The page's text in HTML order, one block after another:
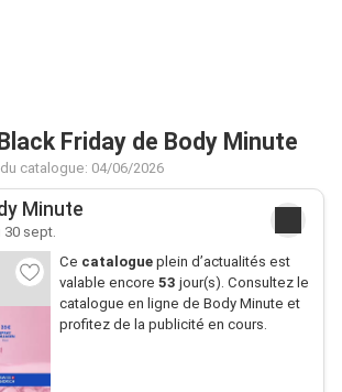
Friday de Body Minute
catalogue: 04/06/2026
Minute
30 sept.
Ce catalogueplein d’actualités est
valable encore 53 jour(s). Consultez le
catalogue en ligne de Body Minute et
profitez de la publicité en cours.